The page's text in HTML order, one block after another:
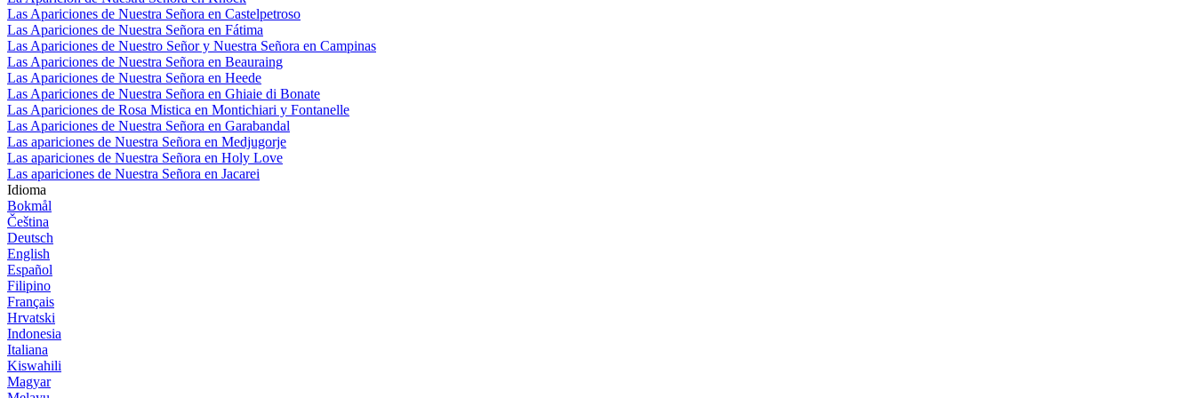
Las Apariciones de Nuestra Señora en Castelpetroso
Las Apariciones de Nuestra Señora en Fátima
Las Apariciones de Nuestro Señor y Nuestra Señora en Campinas
Las Apariciones de Nuestra Señora en Beauraing
Las Apariciones de Nuestra Señora en Heede
Las Apariciones de Nuestra Señora en Ghiaie di Bonate
Las Apariciones de Rosa Mistica en Montichiari y Fontanelle
Las Apariciones de Nuestra Señora en Garabandal
Las apariciones de Nuestra Señora en Medjugorje
Las apariciones de Nuestra Señora en Holy Love
Las apariciones de Nuestra Señora en Jacarei
Idioma
Bokmål
Čeština
Deutsch
English
Español
Filipino
Français
Hrvatski
Indonesia
Italiana
Kiswahili
Magyar